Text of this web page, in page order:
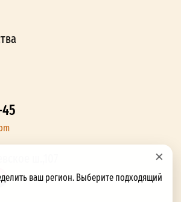
×
ваш регион. Выберите подходящий
ш.,107